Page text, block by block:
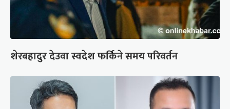
शेरबहादुर देउवा स्वदेश फर्किने समय परिवर्तन